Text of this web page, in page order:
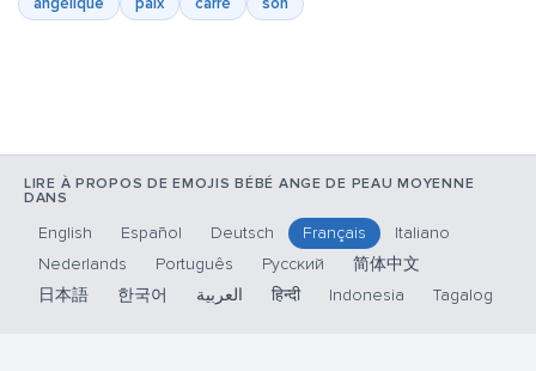
LIRE À PROPOS DE EMOJIS BÉBÉ ANGE DE PEAU MOYENNE
DANS
English Español Deutsch Français
Italiano
Nederlands
Português Русский
简体中文
日本語
한국어 العربية हिन्दी Indonesia Tagalog